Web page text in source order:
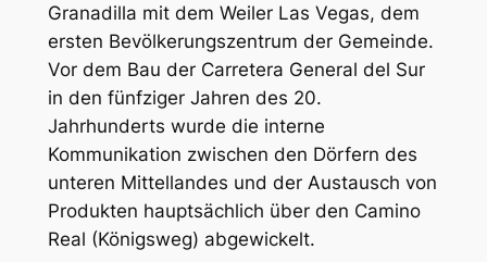
Granadilla mit dem Weiler Las Vegas, dem
ersten Bevölkerungszentrum der Gemeinde.
Vor dem Bau der Carretera General del Sur
in den fünfziger Jahren des 20.
Jahrhunderts wurde die interne
Kommunikation zwischen den Dörfern des
unteren Mittellandes und der Austausch von
Produkten hauptsächlich über den Camino
Real (Königsweg) abgewickelt.